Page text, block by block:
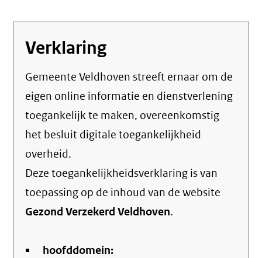
Verklaring
Gemeente Veldhoven streeft ernaar om de
eigen online informatie en dienstverlening
toegankelijk te maken, overeenkomstig
het besluit digitale toegankelijkheid
overheid.
Deze toegankelijkheidsverklaring is van
toepassing op de inhoud van de website
Gezond Verzekerd Veldhoven.
hoofddomein: